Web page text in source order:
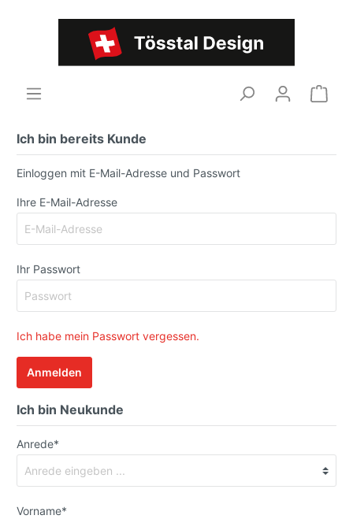
Ich bin bereits Kunde
Einloggen mit E-Mail-Adresse und Passwort
Ihre E-Mail-Adresse
Ihr Passwort
Ich habe mein Passwort vergessen.
Anmelden
Ich bin Neukunde
Anrede*
Vorname*